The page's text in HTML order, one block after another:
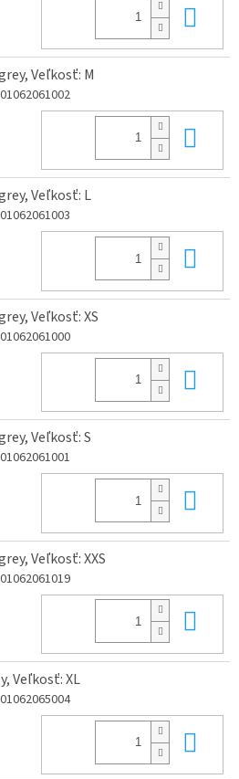
Veľkosť: M
Veľkosť: L
Veľkosť: XS
Veľkosť: S
Veľkosť: XXS
Veľkosť: XL